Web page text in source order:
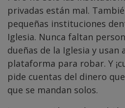
privadas están mal.
pequeñas instituciones
Iglesia. Nunca faltan
dueñas de la Iglesia y usan
plataforma para robar. Y
pide cuentas del dinero
que se mandan solos.